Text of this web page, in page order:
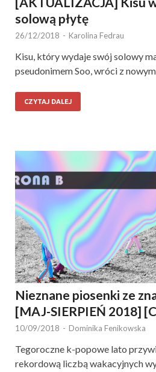
solową płytę
26/12/2018 - Karolina Fedrau
Kisu, który wydaje swój solowy
pseudonimem Soo, wróci z
CZYTAJ DALEJ
Nieznane piosenki ze
[MAJ-SIERPIEŃ 2018]
10/09/2018 - Dominika Fenikowska
Tegoroczne k-popowe lato
rekordową liczbą wakacyjnych